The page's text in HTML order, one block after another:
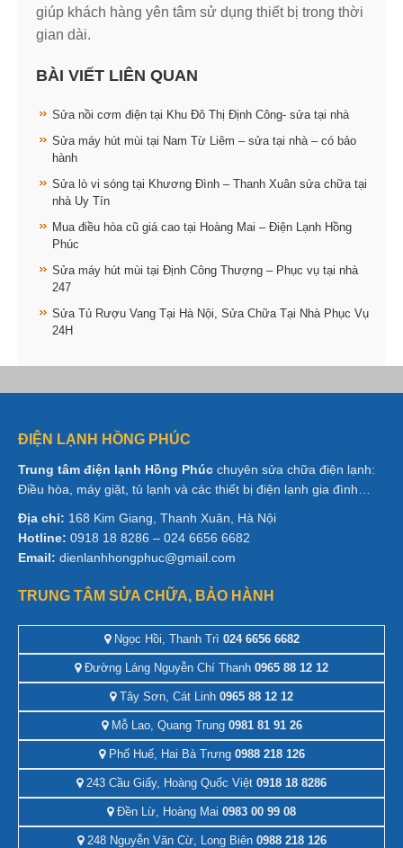
giúp khách hàng yên tâm sử dụng thiết bị trong thời
gian dài.
BÀI VIẾT LIÊN QUAN
Sửa nồi cơm điện tại Khu Đô Thị Định Công- sửa tại nhà
Sửa máy hút mùi tại Nam Từ Liêm – sửa tại nhà – có bảo
hành
Sửa lò vi sóng tại Khương Đình – Thanh Xuân sửa chữa tại
nhà Uy Tín
Mua điều hòa cũ giá cao tại Hoàng Mai – Điện Lạnh Hồng
Phúc
Sửa máy hút mùi tại Định Công Thượng – Phục vụ tại nhà
247
Sửa Tủ Rượu Vang Tại Hà Nội, Sửa Chữa Tại Nhà Phục Vụ
24H
ĐIỆN LẠNH HỒNG PHÚC
Trung tâm điện lạnh Hồng Phúc chuyên sửa chữa điện lạnh:
Điều hòa, máy giặt, tủ lạnh và các thiết bị điện lạnh gia đình…
Địa chỉ: 168 Kim Giang, Thanh Xuân, Hà Nội
Hotline: 0918 18 8286 – 024 6656 6682
Email: dienlanhhongphuc@gmail.com
TRUNG TÂM SỬA CHỮA, BẢO HÀNH
Ngọc Hồi, Thanh Trì 024 6656 6682
Đường Láng Nguyễn Chí Thanh 0965 88 12 12
Tây Sơn, Cát Linh 0965 88 12 12
Mỗ Lao, Quang Trung0981 81 91 26
Phố Huế, Hai Bà Trưng0988 218 126
243 Cầu Giấy, Hoàng Quốc Việt 0918 18 8286
Đền Lừ, Hoàng Mai 0983 00 99 08
248 Nguyễn Văn Cừ, Long Biên0988 218 126